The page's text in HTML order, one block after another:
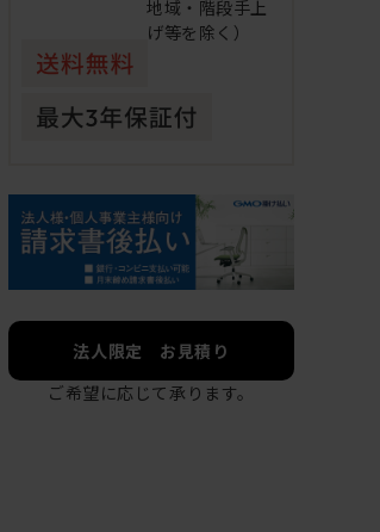
地域・階段手上
げ等を除く）
法人限定 お見積り
ご希望に応じて承ります。